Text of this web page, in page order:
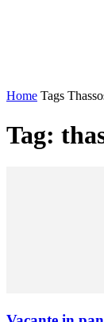
Home Tags
Tag: